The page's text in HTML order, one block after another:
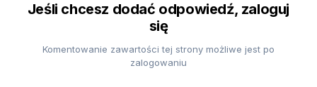
Jeśli chcesz dodać odpowiedź, zaloguj
się
Komentowanie zawartości tej strony możliwe jest po
zalogowaniu